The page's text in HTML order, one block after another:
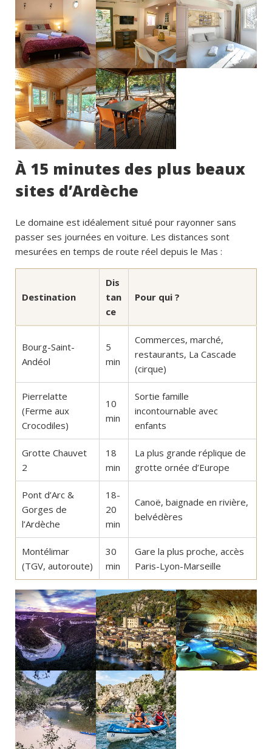
À 15 minutes des plus beaux
sites d’Ardèche
Le domaine est idéalement situé pour rayonner sans
passer ses journées en voiture. Les distances sont
mesurées en temps de route réel depuis le Mas :
Destination
Dis
tan
ce
Pour qui ?
Bourg-Saint-
Andéol
5
min
Commerces, marché,
restaurants, La Cascade
(cirque)
Pierrelatte
(Ferme aux
Crocodiles)
10
min
Sortie famille
incontournable avec
enfants
Grotte Chauvet
2
18
min
La plus grande réplique de
grotte ornée d’Europe
Pont d’Arc &
Gorges de
l’Ardèche
18-
20
min
Canoë, baignade en rivière,
belvédères
Montélimar
(TGV, autoroute)
30
min
Gare la plus proche, accès
Paris-Lyon-Marseille